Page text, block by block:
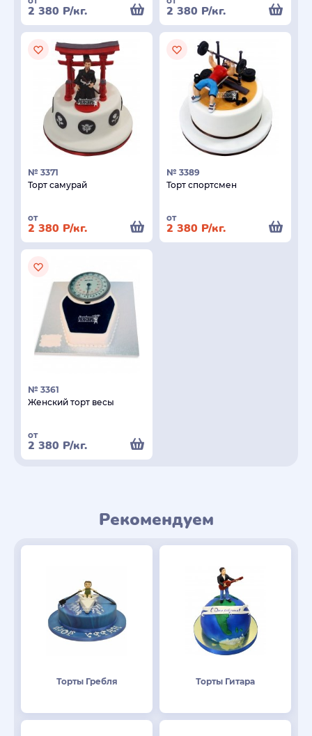
2 380 Р/кг. 2 380 Р/кг.
№ 3371
Торт самурай
от
2 380 Р/кг.
№ 3389
Торт спортсмен
от
2 380 Р/кг.
№ 3361
Женский торт весы
от
2 380 Р/кг.
Рекомендуем
Торты Гребля Торты Гитара